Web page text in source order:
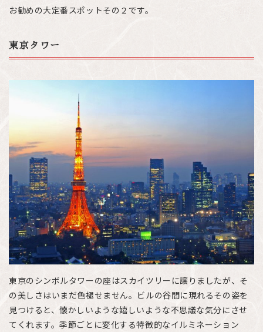
お勧めの大定番スポットその２です。
東京タワー
東京のシンボルタワーの座はスカイツリーに譲りましたが、そ
の美しさはいまだ色褪せません。ビルの谷間に現れるその姿を
見つけると、懐かしいような嬉しいような不思議な気分にさせ
てくれます。季節ごとに変化する特徴的なイルミネーション